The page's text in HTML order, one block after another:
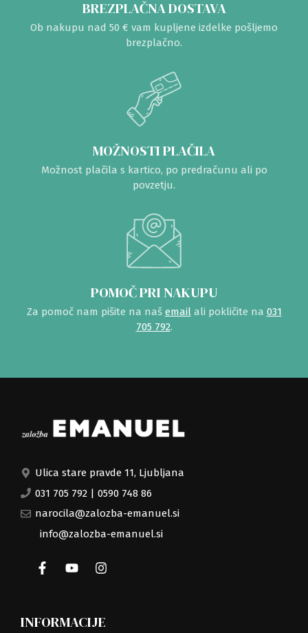
BREZPLAČNA DOSTAVA
Ob nakupu nad 50 € vam kupljene izdelke pošljemo
brezplačno.
MOŽNOSTI PLAČILA
Možnost plačila s kartico, po predračunu ali po
povzetju.
POMOČ PRI NAKUPU
Za pomoč nam pišite na naš emailali pokličite na 031
705 792.
Ulica stare pravde 11, Ljubljana
031 705 792 | 0590 748 86
narocila@zalozba-emanuel.si
info@zalozba-emanuel.si
INFORMACIJE